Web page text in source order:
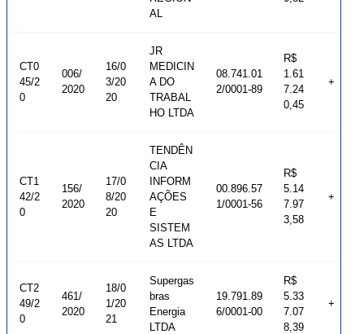
AL
CT0
45/2
0
006/
2020
16/0
3/20
20
JR
MEDICIN
A DO
TRABAL
HO LTDA
08.741.01
2/0001-89
R$
1.61
7.24
0,45
+
CT1
42/2
0
156/
2020
17/0
8/20
20
TENDÊN
CIA
INFORM
AÇÕES
E
SISTEM
AS LTDA
00.896.57
1/0001-56
R$
5.14
7.97
3,58
+
CT2
49/2
0
461/
2020
18/0
1/20
21
Supergas
bras
Energia
LTDA
19.791.89
6/0001-00
R$
5.33
7.07
8,39
+